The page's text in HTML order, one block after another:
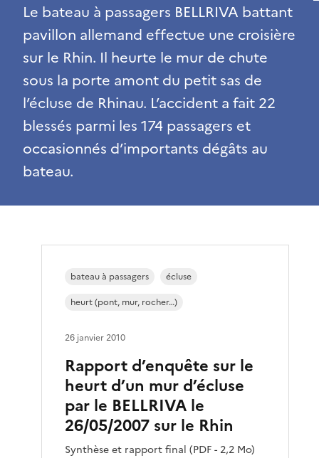
Le bateau à passagers BELLRIVA battant
pavillon allemand effectue une croisière
sur le Rhin. Il heurte le mur de chute
sous la porte amont du petit sas de
l’écluse de Rhinau. L’accident a fait 22
blessés parmi les 174 passagers et
occasionnés d’importants dégâts au
bateau.
Rapport d’enquête sur le
heurt d’un mur d’écluse
par le BELLRIVA le
26/05/2007 sur le Rhin
Synthèse et rapport final (PDF - 2,2 Mo)
bateau à passagers
écluse
heurt (pont, mur, rocher…)
26 janvier 2010